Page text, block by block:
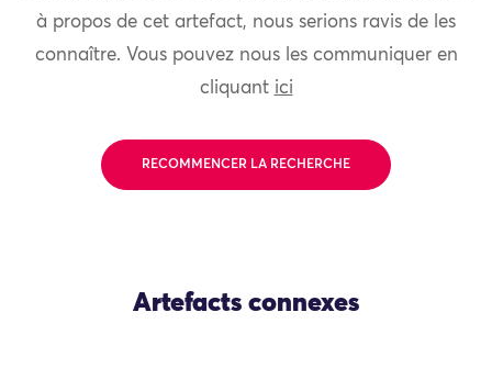
à propos de cet artefact, nous serions ravis de les
connaître. Vous pouvez nous les communiquer en
cliquant ici
RECOMMENCER LA RECHERCHE
Artefacts connexes